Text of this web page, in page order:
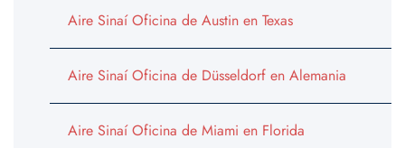
Aire Sinaí Oficina de Austin en Texas
Aire Sinaí Oficina de Düsseldorf en Alemania
Aire Sinaí Oficina de Miami en Florida